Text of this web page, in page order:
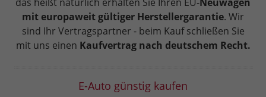
mit europaweit gültiger Herstellergarantie. Wir
sind Ihr Vertragspartner - beim Kauf schließen Sie
mit uns einen Kaufvertrag nach deutschem Recht.
E-Auto günstig kaufen